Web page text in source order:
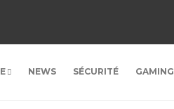
NEWS SÉCURITÉ GAMING